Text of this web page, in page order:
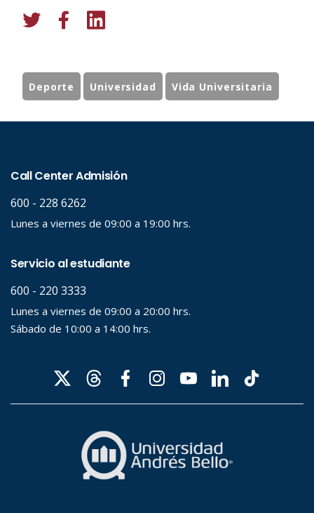
Deporte Universidad Vida Universitaria